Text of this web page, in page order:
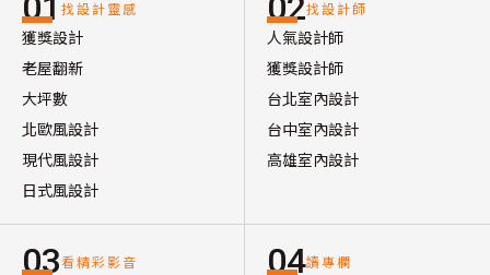
找設計靈感
獲獎設計
老屋翻新
大坪數
北歐風設計
現代風設計
日式風設計
找設計師
人氣設計師
獲獎設計師
台北室內設計
台中室內設計
高雄室內設計
03看精彩影音 04讀專欄